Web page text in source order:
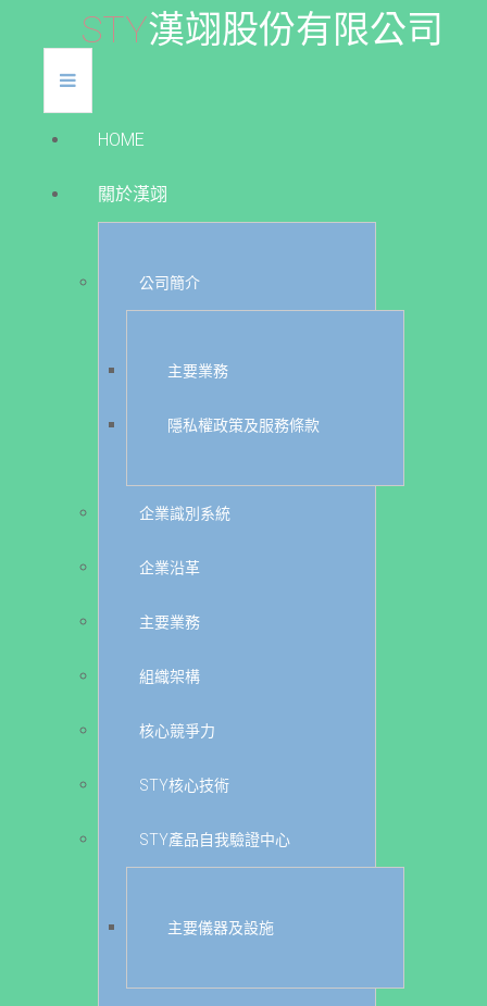
STY漢翊股份有限公司
HOME
關於漢翊
公司簡介
主要業務
隱私權政策及服務條款
企業識別系統
企業沿革
主要業務
組織架構
核心競爭力
STY核心技術
STY產品自我驗證中心
主要儀器及設施